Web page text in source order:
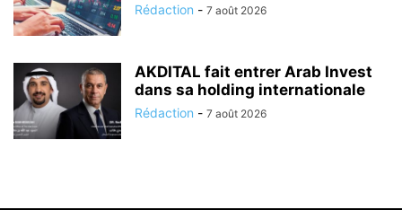
Rédaction - 7 août 2026
AKDITAL fait entrer Arab Invest
dans sa holding internationale
Rédaction - 7 août 2026